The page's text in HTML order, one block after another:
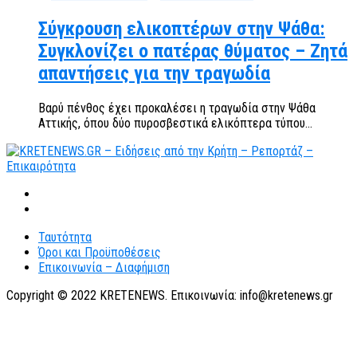
Σύγκρουση ελικοπτέρων στην Ψάθα:
Συγκλονίζει ο πατέρας θύματος – Ζητά
απαντήσεις για την τραγωδία
Βαρύ πένθος έχει προκαλέσει η τραγωδία στην Ψάθα
Αττικής, όπου δύο πυροσβεστικά ελικόπτερα τύπου...
Ταυτότητα
Όροι και Προϋποθέσεις
Επικοινωνία – Διαφήμιση
Copyright © 2022 KRETENEWS. Επικοινωνία: info@kretenews.gr